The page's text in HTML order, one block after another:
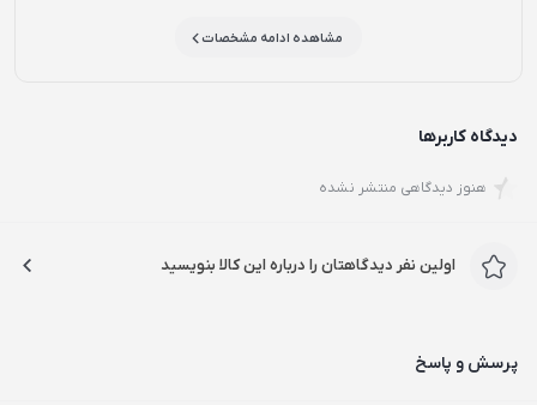
مشاهده ادامه مشخصات
دیدگاه کاربرها
هنوز دیدگاهی منتشر نشده
اولین نفر دیدگاهتان را درباره این کالا بنویسید
پرسش و پاسخ